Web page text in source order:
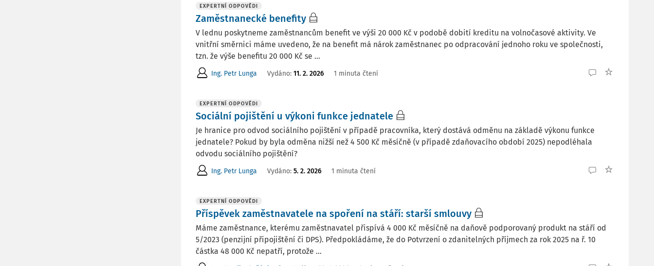
EXPERTNÍ ODPOVĚDI
Zaměstnanecké benefity
V lednu poskytneme zaměstnancům benefit ve výši 20 000 Kč v podobě dobití kreditu na volnočasové aktivity. Ve
vnitřní směrnici máme uvedeno, že na benefit má nárok zaměstnanec po odpracování jednoho roku ve společnosti,
tzn. že výše benefitu 20 000 Kč se ...
Ing. Petr Lunga Vydáno: 11. 2. 2026 1 minuta čtení
EXPERTNÍ ODPOVĚDI
Sociální pojištění u výkoni funkce jednatele
Je hranice pro odvod sociálního pojištění v případě pracovníka, který dostává odměnu na základě výkonu funkce
jednatele? Pokud by byla odměna nižší než 4 500 Kč měsíčně (v případě zdaňovacího období 2025) nepodléhala
odvodu sociálního pojištění?
Ing. Petr Lunga Vydáno: 5. 2. 2026 1 minuta čtení
EXPERTNÍ ODPOVĚDI
Příspěvek zaměstnavatele na spoření na stáří: starší smlouvy
Máme zaměstnance, kterému zaměstnavatel přispívá 4 000 Kč měsíčně na daňově podporovaný produkt na stáří od
5/2023 (penzijní připojištění či DPS). Předpokládáme, že do Potvrzení o zdanitelných příjmech za rok 2025 na ř. 10
částka 48 000 Kč nepatří, protože ...